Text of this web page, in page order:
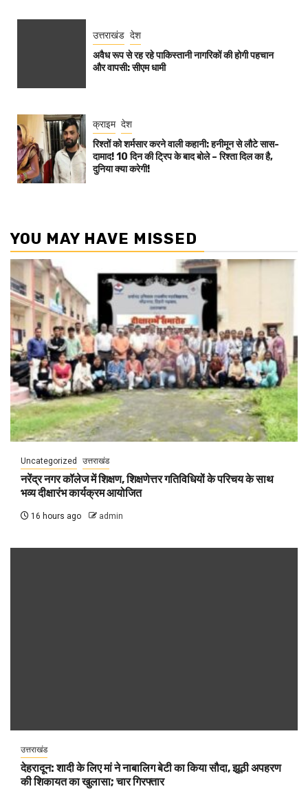
उत्तराखंड देश
अवैध रूप से रह रहे पाकिस्तानी नागरिकों की होगी पहचान
और वापसी: सीएम धामी
क्राइम देश
रिश्तों को शर्मसार करने वाली कहानी: हनीमून से लौटे सास-
दामाद! 10 दिन की ट्रिप के बाद बोले – रिश्ता दिल का है,
दुनिया क्या करेगी!
YOU MAY HAVE MISSED
Uncategorized उत्तराखंड
नरेंद्र नगर कॉलेज में शिक्षण, शिक्षणेत्तर गतिविधियों के परिचय के साथ
भव्य दीक्षारंभ कार्यक्रम आयोजित
16 hours ago admin
उत्तराखंड
देहरादून: शादी के लिए मां ने नाबालिग बेटी का किया सौदा, झूठी अपहरण
की शिकायत का खुलासा; चार गिरफ्तार